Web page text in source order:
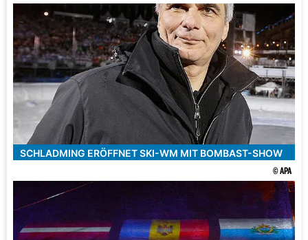
SCHLADMING ERÖFFNET SKI-WM MIT BOMBAST-SHOW
© APA